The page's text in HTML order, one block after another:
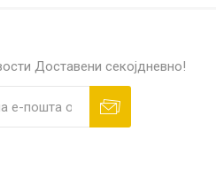
Доставени секојдневно!